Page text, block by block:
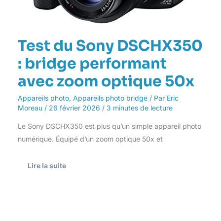
Test du Sony DSCHX350
: bridge performant
avec zoom optique 50x
Appareils photo, Appareils photo bridge/ Par Eric
Moreau / 26 février 2026 / 3 minutes de lecture
Le Sony DSCHX350 est plus qu’un simple appareil photo
numérique. Équipé d’un zoom optique 50x et
Lire la suite